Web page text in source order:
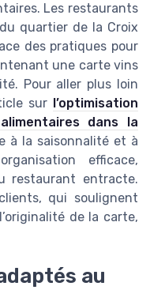
Les restaurants
quartier de la Croix
des pratiques pour
une carte vins
Pour aller plus loin
sur l’optimisation
dans la
à la saisonnalité et à
efficace,
restaurant entracte.
qui soulignent
de la carte,
au